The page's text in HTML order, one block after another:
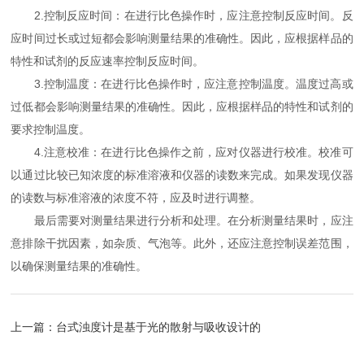
2.控制反应时间：在进行比色操作时，应注意控制反应时间。反
应时间过长或过短都会影响测量结果的准确性。因此，应根据样品的
特性和试剂的反应速率控制反应时间。
3.控制温度：在进行比色操作时，应注意控制温度。温度过高或
过低都会影响测量结果的准确性。因此，应根据样品的特性和试剂的
要求控制温度。
4.注意校准：在进行比色操作之前，应对仪器进行校准。校准可
以通过比较已知浓度的标准溶液和仪器的读数来完成。如果发现仪器
的读数与标准溶液的浓度不符，应及时进行调整。
最后需要对测量结果进行分析和处理。在分析测量结果时，应注
意排除干扰因素，如杂质、气泡等。此外，还应注意控制误差范围，
以确保测量结果的准确性。
上一篇： 台式浊度计是基于光的散射与吸收设计的